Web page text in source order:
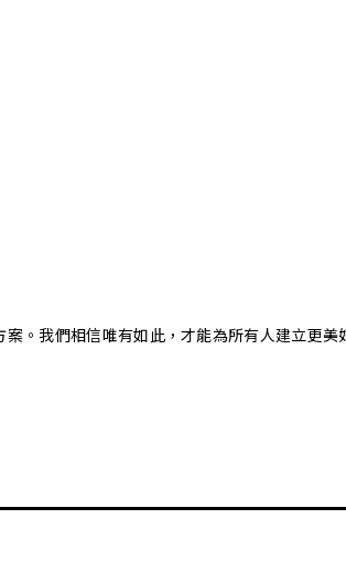
。我們相信唯有如此，才能為所有人建立更美